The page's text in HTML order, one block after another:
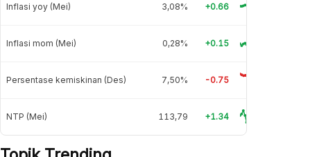
Inflasi yoy (Mei) 3,08% +0.66
Inflasi mom (Mei) 0,28% +0.15
Persentase kemiskinan (Des) 7,50% -0.75
NTP (Mei) 113,79 +1.34